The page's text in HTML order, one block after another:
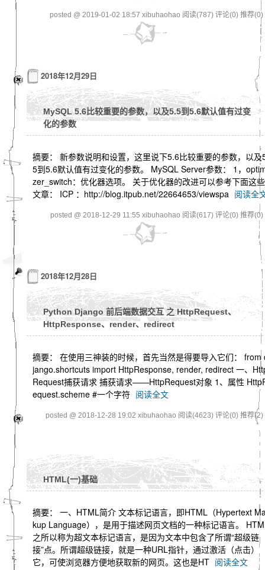
posted @ 2019-01-02 18:57 xibuhaohao 阅读(787) 评论(0) 推荐(0)
2018年12月29日
MySQL 5.6比较重要的参数，以及5.5到5.6默认值有过变
化的参数
摘要： 新参数说明和设置，这里说下5.6比较重要的参数，以及
5到5.6默认值有过变化的参数。 MySQL Server参数： 1，
zer_switch：优化器选项。 关于优化器的改进可以参考下面这些
文章： ICP ：http://blog.itpub.net/22664653/viewspa 阅读全
posted @ 2018-12-29 11:55 xibuhaohao 阅读(617) 评论(0) 推荐(0)
2018年12月28日
Python Django 前后端数据交互 之 HttpRequest、
HttpResponse、render、redirect
摘要： 在使用三神装的时候，首先当然是得要导入它们： from
jango.shortcuts import HttpResponse, render, redirect 一、
Request捕获请求 捕获请求——HttpRequest对象 1、属性
equest.scheme #一个字符 阅读全文
posted @ 2018-12-28 19:02 xibuhaohao 阅读(4623) 评论(0) 推荐(2)
HTML(一)基础
摘要： 一、HTML简介 文本标记语言，即HTML（Hypertext
kup Language），是用于描述网页文档的一种标记语言。
之所以称为超文本标记语言，是因为文本中包含了所谓“超级链
接”点。所谓超级链接，就是一种URL指针，通过激活（点击）
它，可使浏览器方便地获取新的网页。这也是HT 阅读全文